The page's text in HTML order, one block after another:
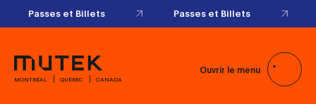
Passes et Billets Passes et Billets
MONTRÉAL QUÉBEC CANADA
Ouvrir le menu